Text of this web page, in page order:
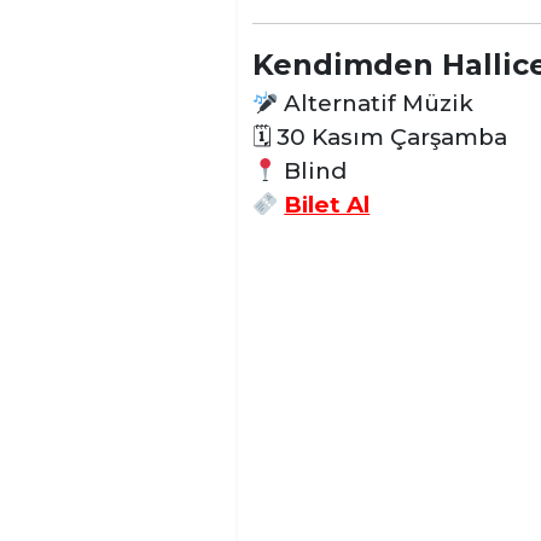
Kendimden
Alternatif Müzik
🗓 30 Kasım Çarşamba
Blind
Bilet Al